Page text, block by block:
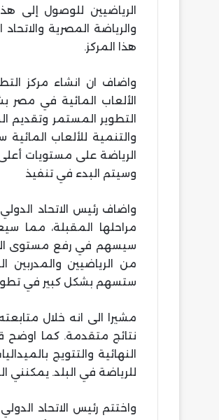
الرياضيين للوصول إلى
والرياضة المصرية
هذا المركز.
واضاف ان انشاء مركز
الألعاب المائية في مصر
التطوير المستمر وتقديم
والتنمية للألعاب
الرياضة على مستويات
وسيتم البدء في تنفيذ
واضاف رئيس الاتحاد
مراحلها المقبلة، مما
سيسهم في رفع مستوى
من الرياضيين والمدربين
ستسهم بشكل كبير في
مشيرا الى انه خلال
نتائج متقدمة. كما اوضح
النهائية والتتويج
للرياضة في البلد. يمكنني
واختتم رئيس الاتحاد